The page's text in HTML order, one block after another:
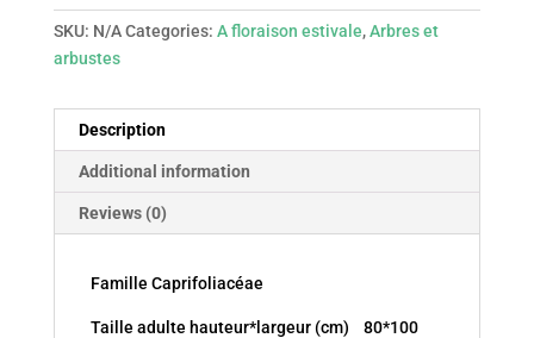
diwibru
SKU: N/A Categories: A floraison estivale,Arbres et
arbustes
Description
Additional information
Reviews (0)
Famille Caprifoliacéae
Taille adulte hauteur*largeur (cm) 80*100